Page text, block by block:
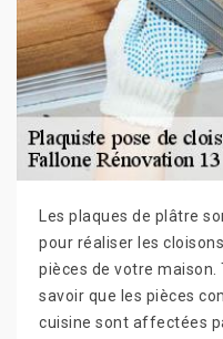
Les plaques de plâtre
pour réaliser les
pièces de votre
savoir que les pièces
cuisine sont affectées